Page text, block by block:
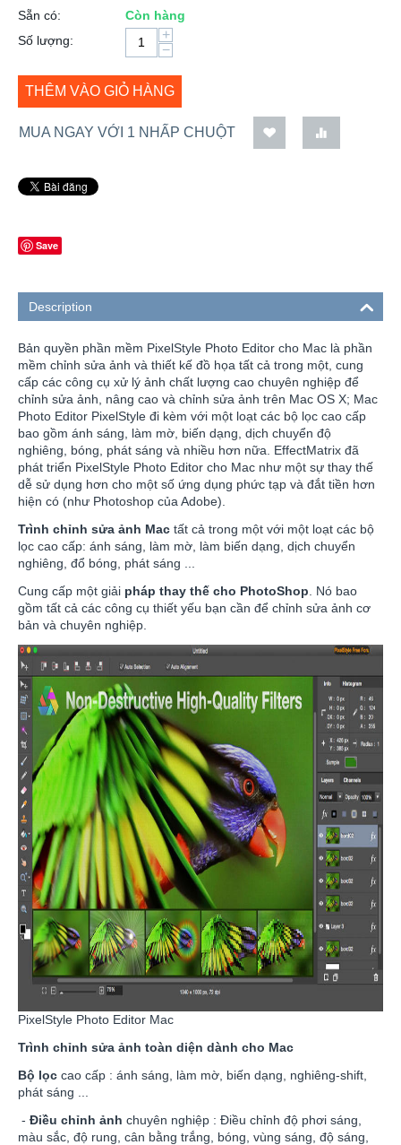
Sẵn có:
Còn hàng
Số lượng:
+
−
THÊM VÀO GIỎ HÀNG
MUA NGAY VỚI 1 NHẤP CHUỘT
Save
Description
Bản quyền phần mềm PixelStyle Photo Editor cho Mac là phần
mềm chỉnh sửa ảnh và thiết kế đồ họa tất cả trong một, cung
cấp các công cụ xử lý ảnh chất lượng cao chuyên nghiệp để
chỉnh sửa ảnh, nâng cao và chỉnh sửa ảnh trên Mac OS X; Mac
Photo Editor PixelStyle đi kèm với một loạt các bộ lọc cao cấp
bao gồm ánh sáng, làm mờ, biến dạng, dịch chuyển độ
nghiêng, bóng, phát sáng và nhiều hơn nữa. EffectMatrix đã
phát triển PixelStyle Photo Editor cho Mac như một sự thay thế
dễ sử dụng hơn cho một số ứng dụng phức tạp và đắt tiền hơn
hiện có (như Photoshop của Adobe).
Trình chỉnh sửa ảnh Mac tất cả trong một với một loạt các bộ
lọc cao cấp: ánh sáng, làm mờ, làm biến dạng, dịch chuyển
nghiêng, đổ bóng, phát sáng ...
Cung cấp một giải pháp thay thế cho PhotoShop . Nó bao
gồm tất cả các công cụ thiết yếu bạn cần để chỉnh sửa ảnh cơ
bản và chuyên nghiệp.
PixelStyle Photo Editor Mac
Trình chỉnh sửa ảnh toàn diện dành cho Mac
Bộ lọc cao cấp : ánh sáng, làm mờ, biến dạng, nghiêng-shift,
phát sáng ...
- Điều chỉnh ảnh chuyên nghiệp : Điều chỉnh độ phơi sáng,
màu sắc, độ rung, cân bằng trắng, bóng, vùng sáng, độ sáng,